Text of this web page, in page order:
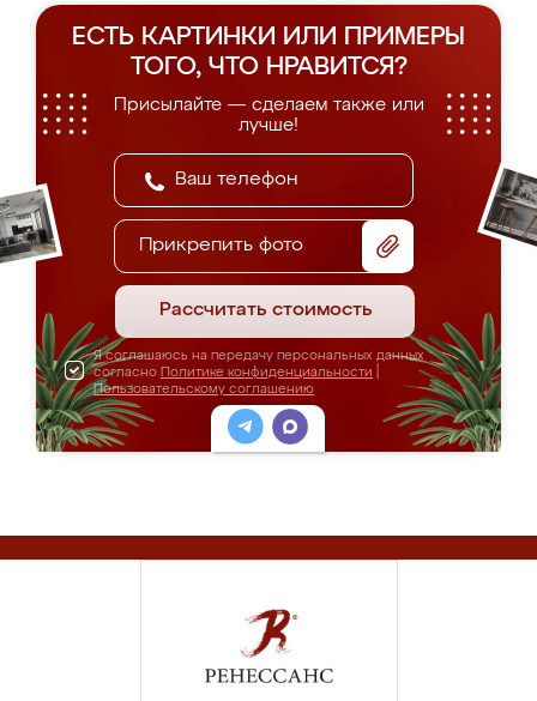
ЕСТЬ КАРТИНКИ ИЛИ ПРИМЕРЫ
ТОГО, ЧТО НРАВИТСЯ?
Присылайте — сделаем также или
лучше!
Прикрепить фото
Рассчитать стоимость
Я соглашаюсь на передачу персональных данных
согласно Политике конфиденциальности
Пользовательскому соглашению